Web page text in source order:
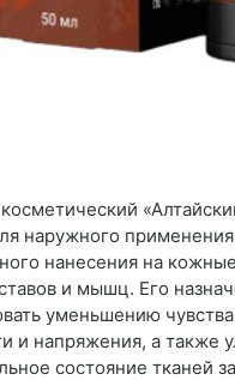
наружного
нанесения на
и мышц. Его
уменьшению
и напряжения, а также
состояние тканей